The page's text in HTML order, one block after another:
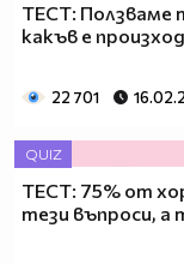
ТЕСТ: Ползваме
какъв е
22 701
QUIZ
ТЕСТ: 75% от
тези въпроси, а